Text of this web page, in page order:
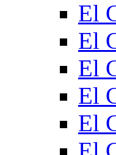
El
El
El
El
El